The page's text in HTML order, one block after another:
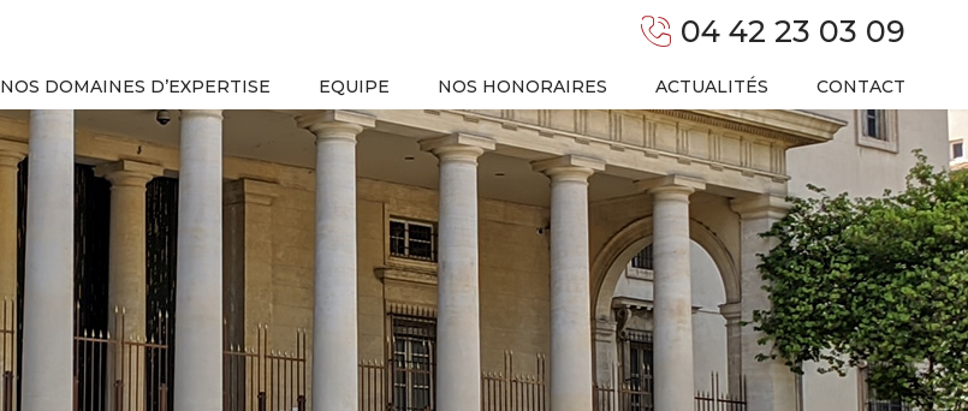
04 42 23 03 09
NOS DOMAINES D’EXPERTISE EQUIPE NOS HONORAIRES ACTUALITÉS CONTACT